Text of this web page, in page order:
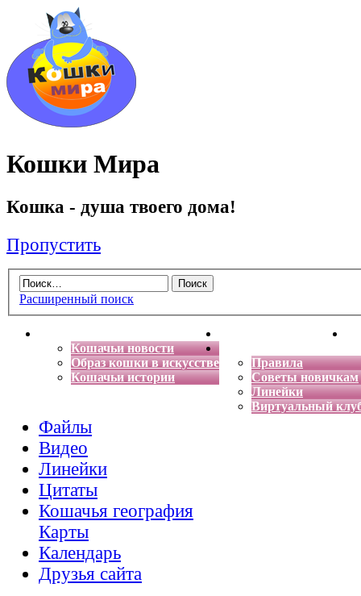
Кошки Мира
Кошка - душа твоего дома!
Пропустить
Расширенный поиск
Кошачьи новости
Образ кошки в искусстве
Кошачьи истории
Энциклопедия кошек
Правила
Советы новичкам
Линейки
Виртуальный
Файлы
Видео
Линейки
Цитаты
Кошачья география
Карты
Календарь
Друзья сайта